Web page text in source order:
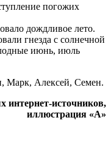
погожих
дождливое лето.
гнезда с солнечной
июнь, июль
Марк, Алексей, Семен.
источников,
иллюстрация «А»